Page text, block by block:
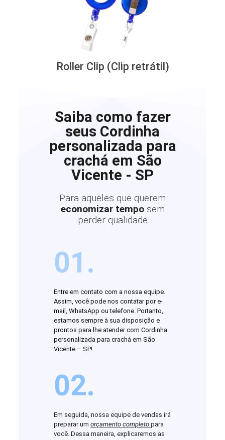
Roller Clip (Clip retrátil)
Saiba como fazer
seus Cordinha
personalizada para
crachá em São
Vicente - SP
Para aqueles que querem
economizar tempo sem
perder qualidade
01.
Entre em contato com a nossa equipe.
Assim, você pode nos contatar por e-
mail, WhatsApp ou telefone. Portanto,
estamos sempre à sua disposição e
prontos para lhe atender com Cordinha
personalizada para crachá em São
Vicente – SP!
02.
Em seguida, nossa equipe de vendas irá
preparar umorçamento completopara
você. Dessa maneira, explicaremos as